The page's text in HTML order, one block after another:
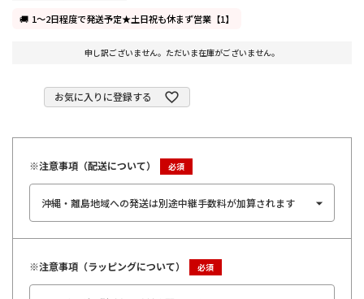
1～2日程度で発送予定★土日祝も休まず営業【1】
申し訳ございません。ただいま在庫がございません。
お気に入りに登録する
※注意事項（配送について）
※注意事項（ラッピングについて）